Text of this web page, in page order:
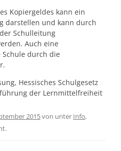
Kopiergeldes kann ein
darstellen und kann durch
Schulleitung
Auch eine
durch die
Hessisches Schulgesetz
der Lernmittelfreiheit
2015von unter Info,